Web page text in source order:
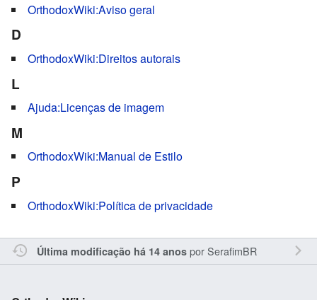
OrthodoxWiki:Aviso geral
D
OrthodoxWiki:Direitos autorais
L
Ajuda:Licenças de imagem
M
OrthodoxWiki:Manual de Estilo
P
OrthodoxWiki:Política de privacidade
Última modificação há 14 anosporSerafimBR